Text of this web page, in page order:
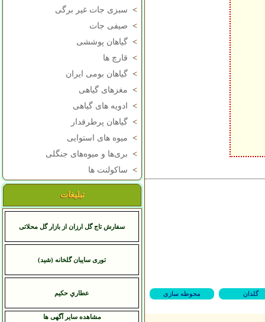
> سبزی جات غیر برگی
> صیفی جات
> گیاهان پوششی
> قارچ ها
> گیاهان بومی ایران
> مغزهای گیاهی
>
ادویه های گیاهی
> گیاهان پرطرفدار
> میوه های استوایی
> بری‌ها و میوه‌های جنگلی
> ساکولنت ها
تبلیغات
سفارش تاج گل ارزان از بازار گل محلاتی
توری سایبان گلخانه (شید)
عطاري حکيم
مشاهده سایر آگهی ها
گلدان محوطه سازی